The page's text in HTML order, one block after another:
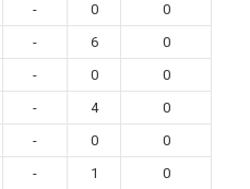
- 0
0
- 6
0
- 0
0
- 4
0
- 0
0
- 1
0